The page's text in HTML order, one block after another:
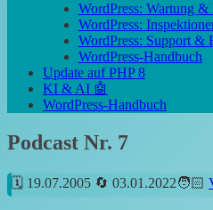
WordPress: Wartung &
WordPress:
WordPress: Support &
WordPress-Handbuch
Update auf PHP 8
KI & AI 🤖
WordPress-Handbuch
Podcast Nr. 7
19.07.2005 03.01.2022